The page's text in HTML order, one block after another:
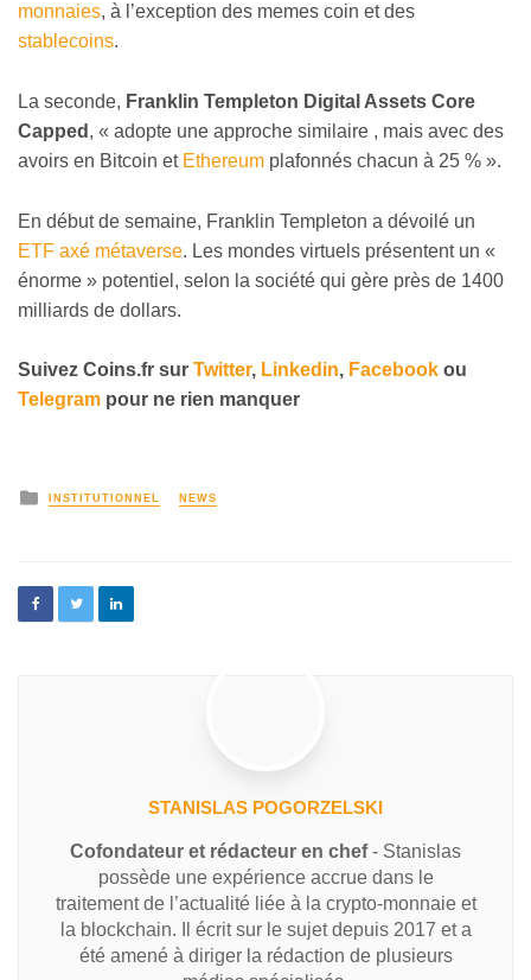
monnaies, à l’exception des memes coin et des
stablecoins.
La seconde, Franklin Templeton Digital Assets Core
Capped , « adopte une approche similaire , mais avec des
avoirs en Bitcoin et Ethereum plafonnés chacun à 25 % ».
En début de semaine, Franklin Templeton a dévoilé un
ETF axé métaverse. Les mondes virtuels présentent un «
énorme » potentiel, selon la société qui gère près de 1400
milliards de dollars.
Suivez Coins.fr sur Twitter, Linkedin, Facebook ou
Telegram pour ne rien manquer
INSTITUTIONNEL NEWS
STANISLAS POGORZELSKI
Cofondateur et rédacteur en chef- Stanislas
possède une expérience accrue dans le
traitement de l’actualité liée à la crypto-monnaie et
la blockchain. Il écrit sur le sujet depuis 2017 et a
été amené à diriger la rédaction de plusieurs